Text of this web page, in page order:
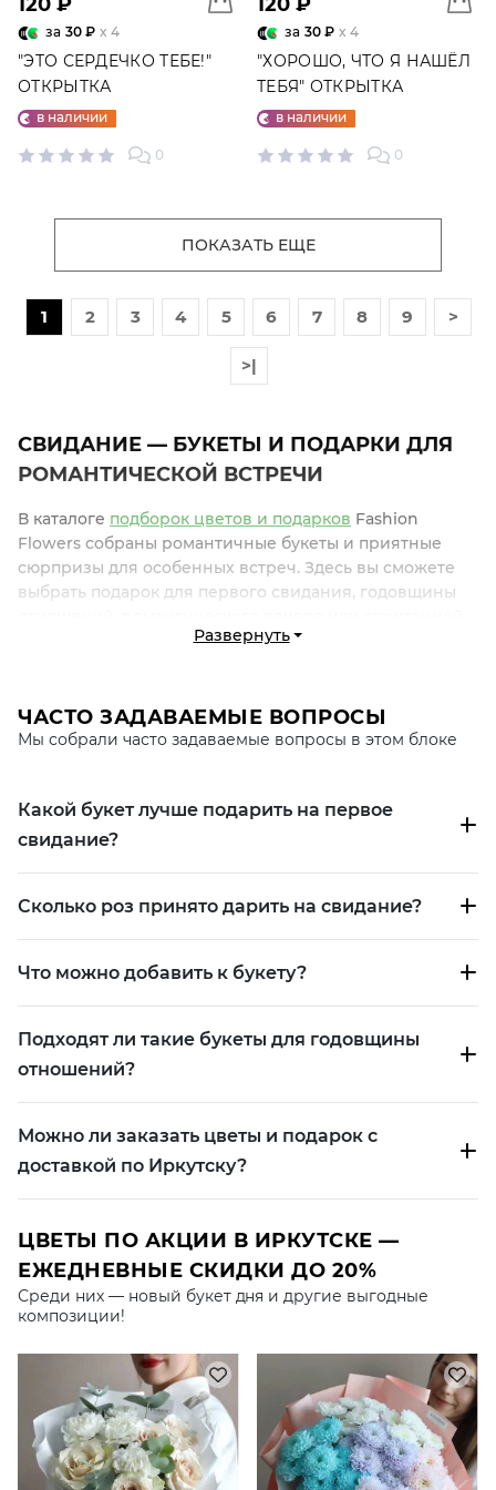
за 30 ₽ x 4
"ЭТО СЕРДЕЧКО ТЕБЕ!"
ОТКРЫТКА
в наличии
0
за 30 ₽ x 4
"ХОРОШО, ЧТО Я НАШЁЛ
ТЕБЯ" ОТКРЫТКА
в наличии
0
ПОКАЗАТЬ ЕЩЕ
1 2 3 4 5 6 7 8 9 >
>|
СВИДАНИЕ — БУКЕТЫ И ПОДАРКИ ДЛЯ
РОМАНТИЧЕСКОЙ ВСТРЕЧИ
В каталоге подборок цветов и подарков Fashion
Flowers собраны романтичные букеты и приятные
сюрпризы для особенных встреч. Здесь вы сможете
выбрать подарок для первого свидания, годовщины
встречи. Легкие цветочные композиции, стильные
сделать момент по-настоящему запоминающимся.
КАКИЕ БУКЕТЫ ВЫБИРАЮТ НА
Для романтической встречи чаще всего выбирают
букеты, которые выглядят элегантно, не перегружены
деталями и передают искренние чувства. В
зависимости от повода это могут быть как нежные
Самым популярным выбором для свиданий остаются
нежные композиции в светлой цветовой гамме. Они
создают ощущение легкости и романтики, не
выглядят слишком официально и подходят
практически для любого этапа отношений.
Для такого случая особенно хорошо подходят:
букеты в кремовых оттенках;
букеты с эустомой;
букеты с альстромерией;
букеты в цветовой гамме микс
Такие композиции становятся красивым проявлением
внимания и помогают создать непринужденную
атмосферу общения.
КЛАССИЧЕСКИЕ РОЗЫ
Развернуть
ЧАСТО ЗАДАВАЕМЫЕ ВОПРОСЫ
Мы собрали часто задаваемые вопросы в этом блоке
Какой букет лучше подарить на первое
свидание?
Сколько роз принято дарить на свидание?
Что можно добавить к букету?
Подходят ли такие букеты для годовщины
отношений?
Можно ли заказать цветы и подарок с
доставкой по Иркутску?
ЦВЕТЫ ПО АКЦИИ В ИРКУТСКЕ —
ЕЖЕДНЕВНЫЕ СКИДКИ ДО 20%
Среди них — новый букет дня и другие выгодные
композиции!